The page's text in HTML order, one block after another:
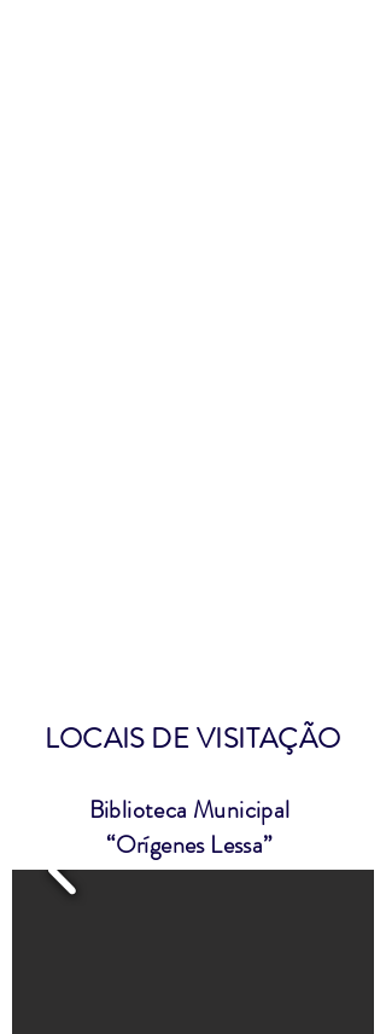
LOCAIS DE VISITAÇÃO
Biblioteca Municipal
“Orígenes Lessa”